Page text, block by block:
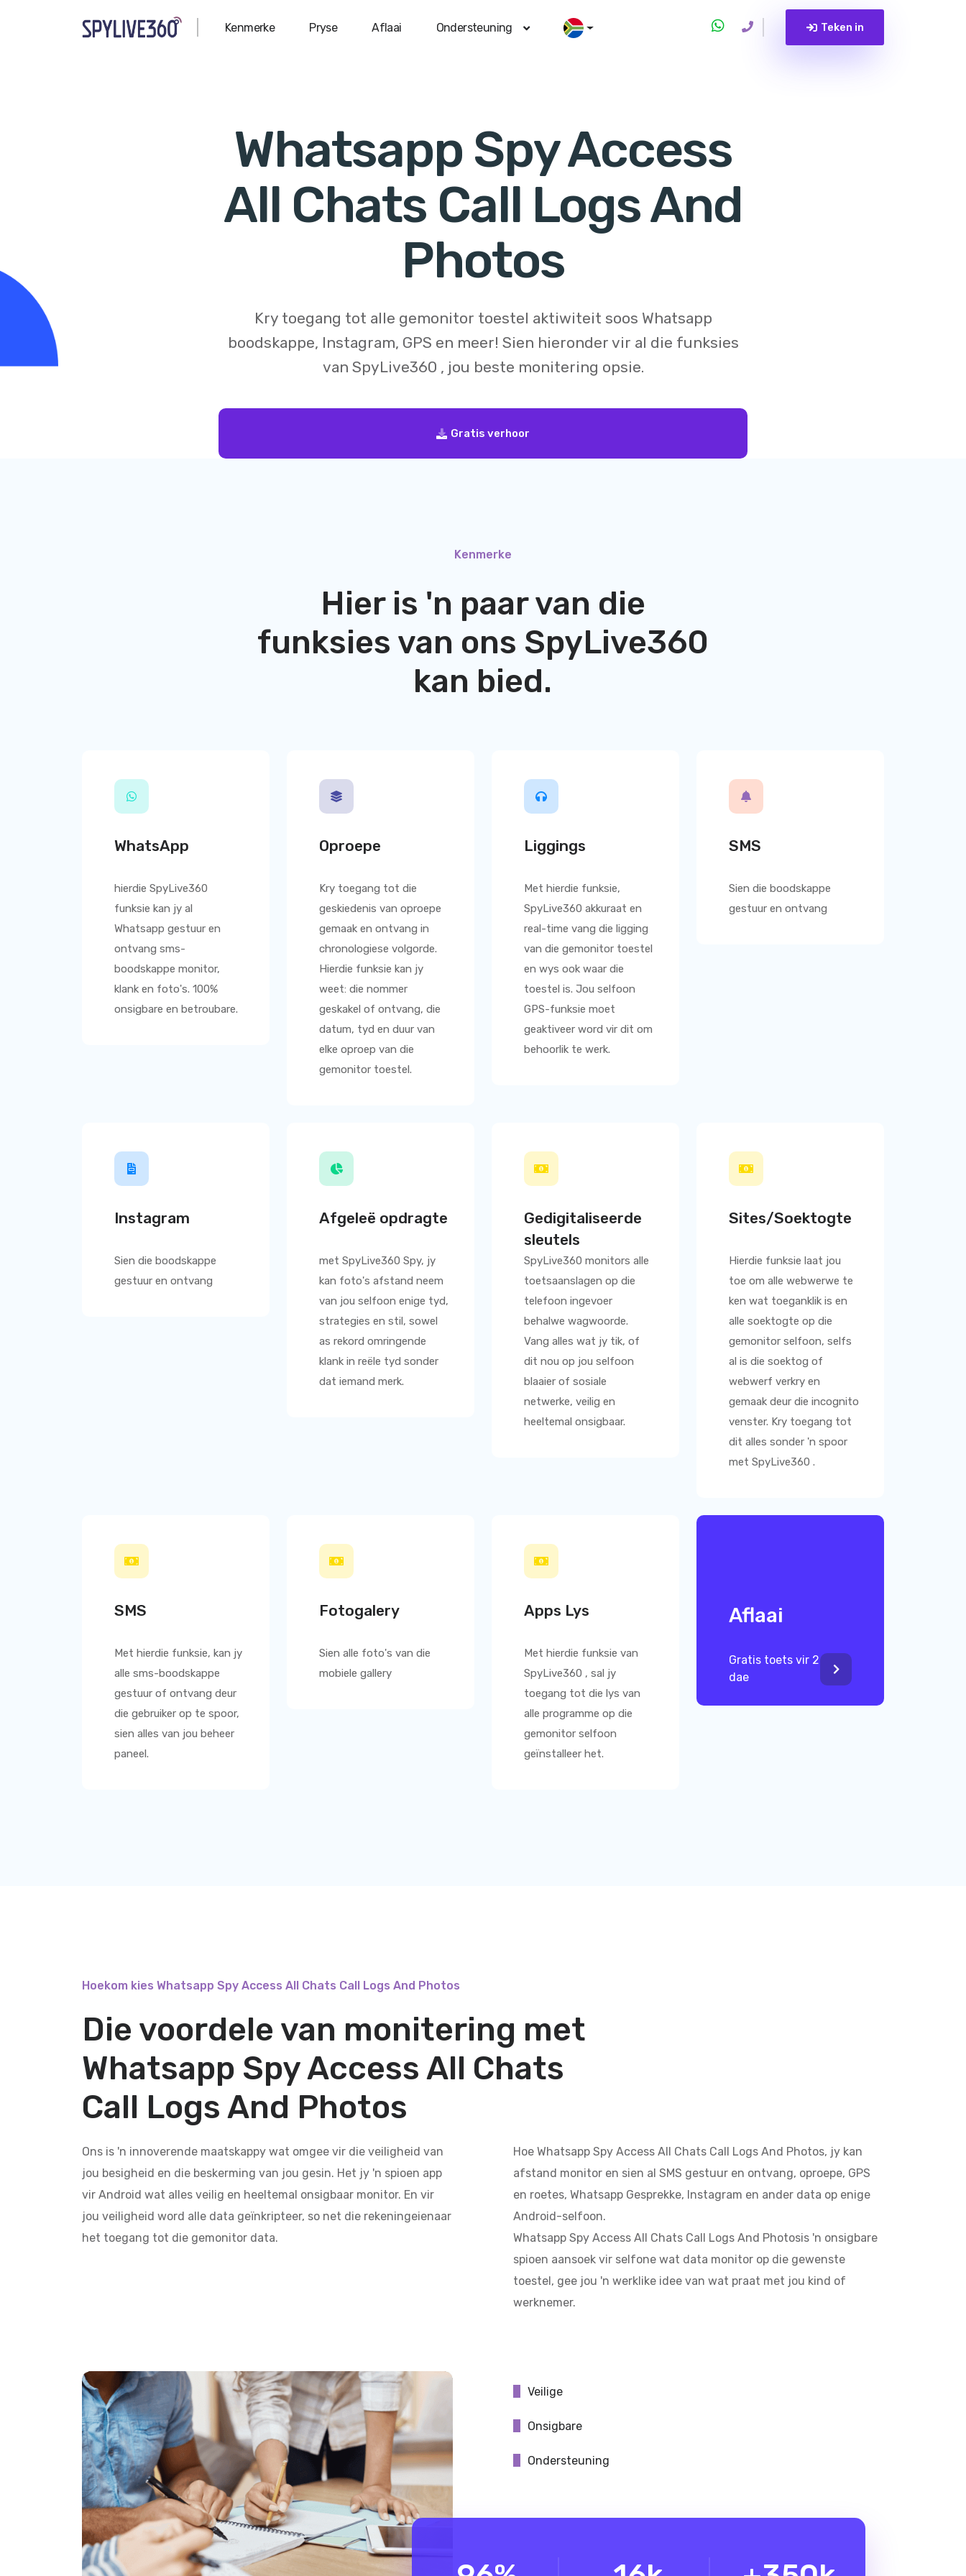
Kenmerke Pryse Aflaai Ondersteuning Teken in
Whatsapp Spy Access
All Chats Call Logs And
Photos
Kry toegang tot alle gemonitor toestel aktiwiteit soos Whatsapp
boodskappe, Instagram, GPS en meer! Sien hieronder vir al die funksies
van SpyLive360 , jou beste monitering opsie.
Gratis verhoor
Kenmerke
Hier is 'n paar van die
funksies van ons SpyLive360
kan bied.
WhatsApp
hierdie SpyLive360
funksie kan jy al
Whatsapp gestuur en
ontvang sms-
boodskappe monitor,
klank en foto's. 100%
onsigbare en betroubare.
Oproepe
Kry toegang tot die
geskiedenis van oproepe
gemaak en ontvang in
chronologiese volgorde.
Hierdie funksie kan jy
weet: die nommer
geskakel of ontvang, die
datum, tyd en duur van
elke oproep van die
gemonitor toestel.
Liggings
Met hierdie funksie,
SpyLive360 akkuraat en
real-time vang die ligging
van die gemonitor toestel
en wys ook waar die
toestel is. Jou selfoon
GPS-funksie moet
geaktiveer word vir dit om
behoorlik te werk.
SMS
Sien die boodskappe
gestuur en ontvang
Instagram
Sien die boodskappe
gestuur en ontvang
Afgeleë opdragte
met SpyLive360 Spy, jy
kan foto's afstand neem
van jou selfoon enige tyd,
strategies en stil, sowel
as rekord omringende
klank in reële tyd sonder
dat iemand merk.
Gedigitaliseerde
sleutels
SpyLive360 monitors alle
toetsaanslagen op die
telefoon ingevoer
behalwe wagwoorde.
Vang alles wat jy tik, of
dit nou op jou selfoon
blaaier of sosiale
netwerke, veilig en
heeltemal onsigbaar.
Sites/Soektogte
Hierdie funksie laat jou
toe om alle webwerwe te
ken wat toeganklik is en
alle soektogte op die
gemonitor selfoon, selfs
al is die soektog of
webwerf verkry en
gemaak deur die incognito
venster. Kry toegang tot
dit alles sonder 'n spoor
met SpyLive360 .
SMS
Met hierdie funksie, kan jy
alle sms-boodskappe
gestuur of ontvang deur
die gebruiker op te spoor,
sien alles van jou beheer
paneel.
Fotogalery
Sien alle foto's van die
mobiele gallery
Apps Lys
Met hierdie funksie van
SpyLive360 , sal jy
toegang tot die lys van
alle programme op die
gemonitor selfoon
geïnstalleer het.
Aflaai
Gratis toets vir 2
dae
Hoekom kies Whatsapp Spy Access All Chats Call Logs And Photos
Die voordele van monitering met
Whatsapp Spy Access All Chats
Call Logs And Photos
Ons is 'n innoverende maatskappy wat omgee vir die veiligheid van
jou besigheid en die beskerming van jou gesin. Het jy 'n spioen app
vir Android wat alles veilig en heeltemal onsigbaar monitor. En vir
jou veiligheid word alle data geïnkripteer, so net die rekeningeienaar
het toegang tot die gemonitor data.
Hoe Whatsapp Spy Access All Chats Call Logs And Photos, jy kan
afstand monitor en sien al SMS gestuur en ontvang, oproepe, GPS
en roetes, Whatsapp Gesprekke, Instagram en ander data op enige
Android-selfoon.
Whatsapp Spy Access All Chats Call Logs And Photosis 'n onsigbare
spioen aansoek vir selfone wat data monitor op die gewenste
toestel, gee jou 'n werklike idee van wat praat met jou kind of
werknemer.
Veilige
Onsigbare
Ondersteuning